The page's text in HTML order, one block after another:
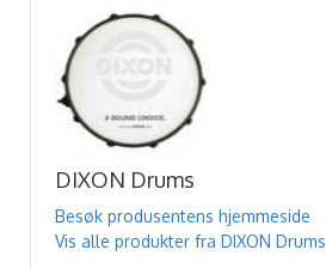
DIXON Drums
Besøk produsentens hjemmeside
Vis alle produkter fra DIXON Drums